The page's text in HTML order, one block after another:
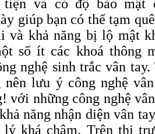
tiện và có độ bảo mật
giúp bạn có thể tạm
và khả năng bị lộ mật
số ít các khoá thông
nghệ sinh trắc vân tay.
nên lưu ý công nghệ
với những công nghệ
năng nhận diện vân
lý khá chậm. Trên thị